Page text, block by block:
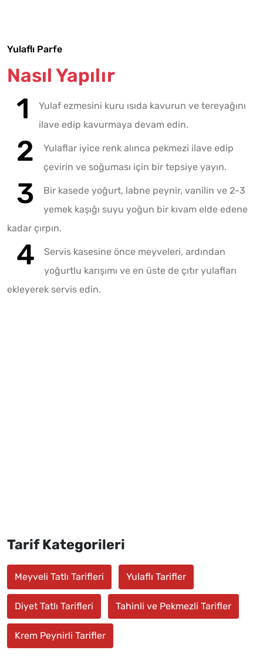
Yulaflı Parfe
Nasıl Yapılır
Yulaf ezmesini kuru ısıda kavurun ve tereyağını
ilave edip kavurmaya devam edin.
Yulaflar iyice renk alınca pekmezi ilave edip
çevirin ve soğuması için bir tepsiye yayın.
Bir kasede yoğurt, labne peynir, vanilin ve 2-3
yemek kaşığı suyu yoğun bir kıvam elde edene
kadar çırpın.
Servis kasesine önce meyveleri, ardından
yoğurtlu karışımı ve en üste de çıtır yulafları
ekleyerek servis edin.
Tarif Kategorileri
Meyveli Tatlı Tarifleri Yulaflı Tarifler
Diyet Tatlı Tarifleri Tahinli ve Pekmezli Tarifler
Krem Peynirli Tarifler